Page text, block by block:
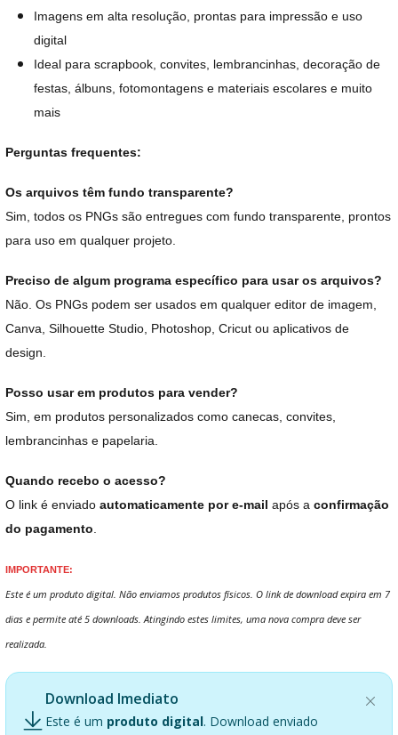
Imagens em alta resolução, prontas para impressão e uso
digital
Ideal para scrapbook, convites, lembrancinhas, decoração de
festas, álbuns, fotomontagens e materiais escolares e muito
mais
Perguntas frequentes:
Os arquivos têm fundo transparente?
Sim, todos os PNGs são entregues com fundo transparente, prontos
para uso em qualquer projeto.
Preciso de algum programa específico para usar os arquivos?
Não. Os PNGs podem ser usados em qualquer editor de imagem,
Canva, Silhouette Studio, Photoshop, Cricut ou aplicativos de
design.
Posso usar em produtos para vender?
Sim, em produtos personalizados como canecas, convites,
lembrancinhas e papelaria.
Quando recebo o acesso?
O link é enviado automaticamente por e-mail após a confirmação
do pagamento
IMPORTANTE:
Este é um produto digital. Não enviamos produtos físicos. O link de download expira em 7
dias e permite até 5 downloads. Atingindo estes limites, uma nova compra deve ser
realizada.
Download Imediato
Este é um produto digital. Download enviado